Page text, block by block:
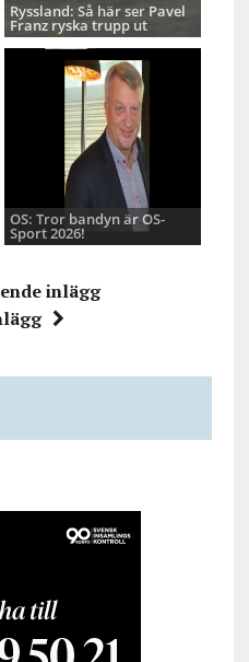
Ryssland: Så här ser Pavel
Franz ryska trupp ut
OS: Tror bandyn är OS-
Sport 2026!
inlägg